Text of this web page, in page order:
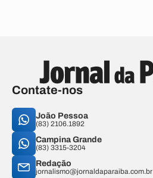
Contate-nos
João Pessoa
(83) 2106.1892
Campina Grande
(83) 3315-3204
Redação
jornalismo@jornaldaparaiba.com.br